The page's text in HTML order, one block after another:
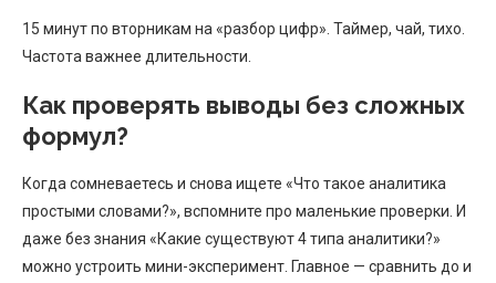
15 минут по вторникам на «разбор цифр». Таймер, чай, тихо.
Частота важнее длительности.
Как проверять выводы без сложных
формул?
Когда сомневаетесь и снова ищете «Что такое аналитика
простыми словами?», вспомните про маленькие проверки. И
даже без знания «Какие существуют 4 типа аналитики?»
можно устроить мини-эксперимент. Главное — сравнить до и